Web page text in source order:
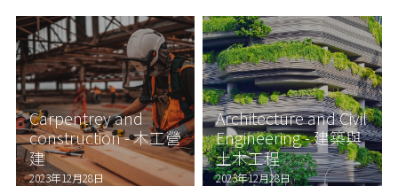
Carpentrey and
construction - 木工營
建
2023年12月28日
Architecture and Civil
Engineering - 建築與
土木工程
2023年12月28日